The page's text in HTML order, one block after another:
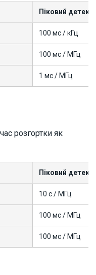
Піковий
100 мс / кГц
100 мс / МГц
1 мс / МГц
час розгортки як
Піковий
10 с / МГц
100 мс / МГц
100 мс / МГц